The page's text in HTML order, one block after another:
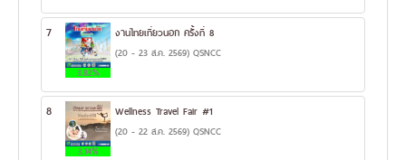
7
3.82%
งานไทยเที่ยวนอก ครั้งที่ 8
(20 - 23 ส.ค. 2569) QSNCC
8
3.14%
Wellness Travel Fair #1
(20 - 22 ส.ค. 2569) QSNCC